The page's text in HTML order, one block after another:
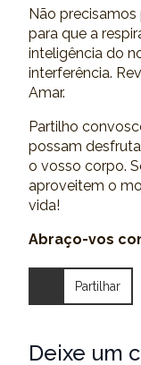
Não precisamos
para que a
inteligência do
interferência.
Amar.
Partilho
possam
o vosso corpo.
aproveitem o
vida!
Abraço-vos
Partilhar
Deixe um